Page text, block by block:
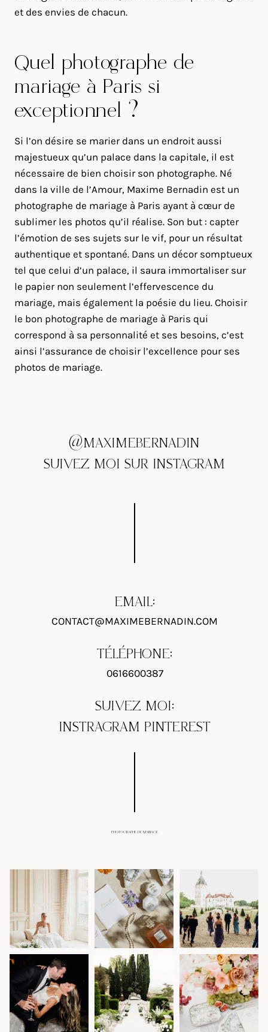
et des envies de chacun.
Quel photographe de
mariage à Paris si
exceptionnel ?
Si l’on désire se marier dans un endroit aussi
majestueux qu’un palace dans la capitale, il est
nécessaire de bien choisir son photographe. Né
dans la ville de l’Amour, Maxime Bernadin est un
photographe de mariage à Paris ayant à cœur de
sublimer les photos qu’il réalise. Son but : capter
l’émotion de ses sujets sur le vif, pour un résultat
authentique et spontané. Dans un décor somptueux
tel que celui d’un palace, il saura immortaliser sur
le papier non seulement l’effervescence du
mariage, mais également la poésie du lieu. Choisir
le bon photographe de mariage à Paris qui
correspond à sa personnalité et ses besoins, c’est
ainsi l’assurance de choisir l’excellence pour ses
photos de mariage.
@MAXIMEBERNADIN
SUIVEZ MOI SUR INSTAGRAM
EMAIL:
CONTACT@MAXIMEBERNADIN.COM
TÉLÉPHONE:
0616600387
SUIVEZ MOI:
INSTRAGRAM PINTEREST
PHOTOGRAPHE DE MARIAGE